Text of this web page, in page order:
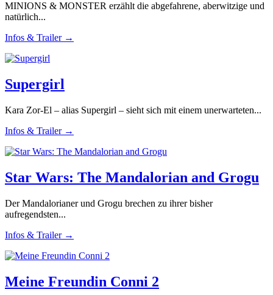
MINIONS & MONSTER erzählt die abgefahrene, aberwitzige und
natürlich...
Infos & Trailer →
Supergirl
Kara Zor-El – alias Supergirl – sieht sich mit einem unerwarteten...
Infos & Trailer →
Star Wars: The Mandalorian and Grogu
Der Mandalorianer und Grogu brechen zu ihrer bisher
aufregendsten...
Infos & Trailer →
Meine Freundin Conni 2